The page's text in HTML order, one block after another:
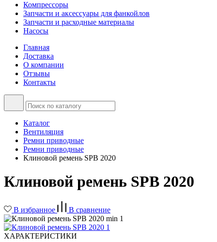
Компрессоры
Запчасти и аксессуары для фанкойлов
Запчасти и расходные материалы
Насосы
Главная
Доставка
О компании
Отзывы
Контакты
Каталог
Вентиляция
Ремни приводные
Ремни приводные
Клиновой ремень SPB 2020
Клиновой ремень SPB 2020
В избранное В сравнение
ХАРАКТЕРИСТИКИ